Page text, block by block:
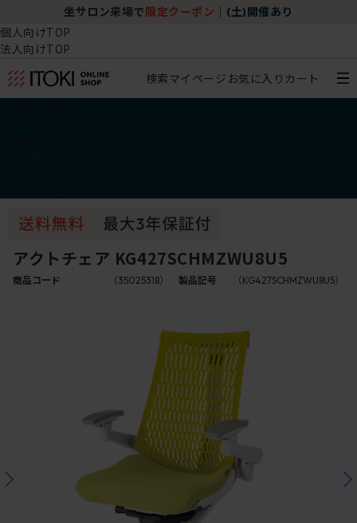
坐サロン来場で 限定クーポン (土)開催あり
個人向けTOP
法人向けTOP
検索マイページ お気に入り カート
アクトチェア KG427SCHMZWU8U5
商品コード （35025318） 製品記号 （KG427SCHMZWU8U5）